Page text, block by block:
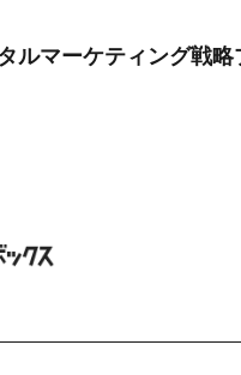
ルマーケティング戦